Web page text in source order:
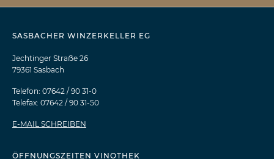
SASBACHER WINZERKELLER EG
Jechtinger Straẞe 26
79361 Sasbach
Telefon: 07642 / 90 31-0
Telefax: 07642 / 90 31-50
E-MAIL SCHREIBEN
ÖFFNUNGSZEITEN VINOTHEK